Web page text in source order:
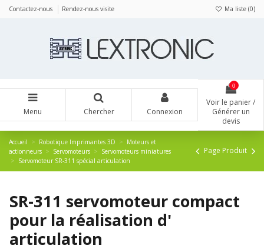
Contactez-nous Rendez-nous visite Ma liste (0)
Menu Chercher Connexion
0
Voir le panier /
Générer un
devis
Accueil Robotique Imprimantes 3D
Moteurs et
actionneurs
Servomoteurs
Servomoteurs miniatures
Servomoteur SR-311 spécial articulation
Page Produit
SR-311 servomoteur compact
pour la réalisation d'
articulation
Panneau de gestion des cookies